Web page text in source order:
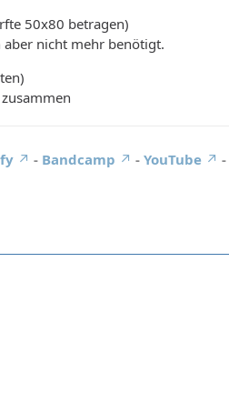
50x80 betragen)
nicht mehr benötigt.
- Bandcamp - YouTube -